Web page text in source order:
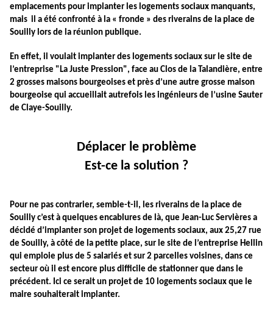
emplacements pour implanter les logements sociaux manquants,
mais il a été confronté à la « fronde » des riverains de la place de
Souilly lors de la réunion publique.
En effet, il voulait implanter des logements sociaux sur le site de
l’entreprise "La Juste Pression", face au Clos de la Talandière, entre
2 grosses maisons bourgeoises et près d’une autre grosse maison
bourgeoise qui accueillait autrefois les ingénieurs de l’usine Sauter
de Claye-Souilly.
Déplacer le problème
Est-ce la solution ?
Pour ne pas contrarier, semble-t-il, les riverains de la place de
Souilly c’est à quelques encablures de là, que Jean-Luc Servières a
décidé d’implanter son projet de logements sociaux, aux 25,27 rue
de Souilly, à côté de la petite place, sur le site de l’entreprise Hellin
qui emploie plus de 5 salariés et sur 2 parcelles voisines, dans ce
secteur où il est encore plus difficile de stationner que dans le
précédent. Ici ce serait un projet de 10 logements sociaux que le
maire souhaiterait implanter.